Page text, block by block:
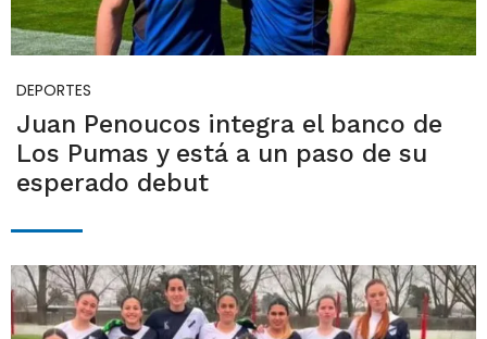
DEPORTES
Juan Penoucos integra el banco de
Los Pumas y está a un paso de su
esperado debut